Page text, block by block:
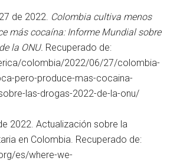
de 2022. Colombia cultiva menos
más cocaína: Informe Mundial sobre
la ONU. Recuperado de:
colombia/2022/06/27/colombia-
pero-produce-mas-cocaina-
las-drogas-2022-de-la-onu/
2022. Actualización sobre la
en Colombia. Recuperado de:
es/where-we-